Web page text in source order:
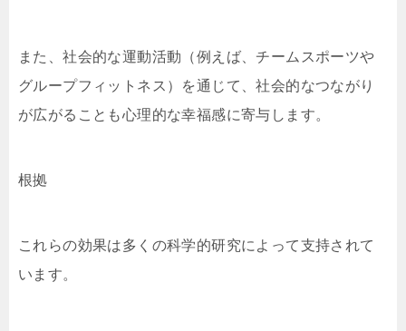
また、社会的な運動活動（例えば、チームスポーツや
グループフィットネス）を通じて、社会的なつながり
が広がることも心理的な幸福感に寄与します。
根拠
これらの効果は多くの科学的研究によって支持されて
います。